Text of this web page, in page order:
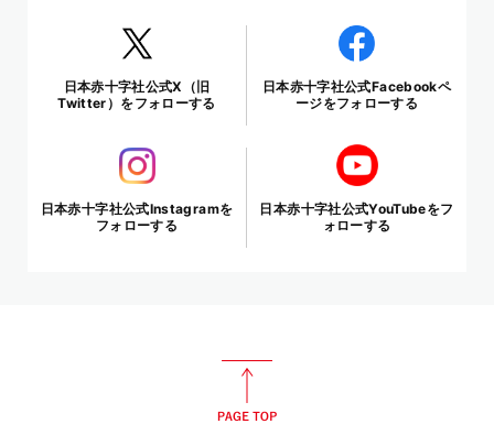
日本赤十字社公式X（旧
Twitter）をフォローする
日本赤十字社公式Facebookペ
ージをフォローする
日本赤十字社公式Instagramを
フォローする
日本赤十字社公式YouTubeをフ
ォローする